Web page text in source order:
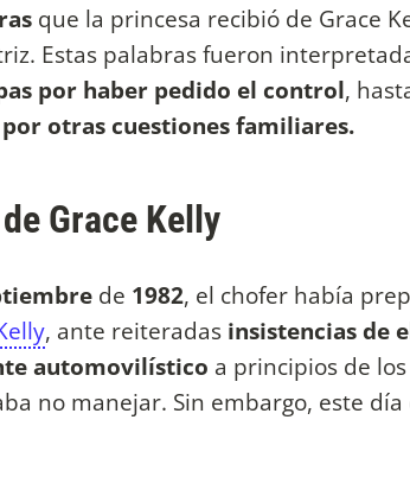
que la princesa recibió de Grace
Estas palabras fueron
por haber pedido el control,
otras cuestiones familiares.
Grace Kelly
de 1982, el chofer había
, ante reiteradas insistencias de
automovilístico a principios de los
no manejar. Sin embargo, este